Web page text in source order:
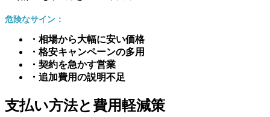
危険なサイン：
・相場から大幅に安い価格
・格安キャンペーンの多用
・契約を急かす営業
・追加費用の説明不足
支払い方法と費用軽減策